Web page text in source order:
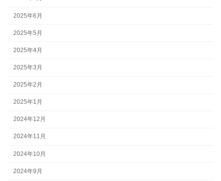
2025年6月
2025年5月
2025年4月
2025年3月
2025年2月
2025年1月
2024年12月
2024年11月
2024年10月
2024年9月